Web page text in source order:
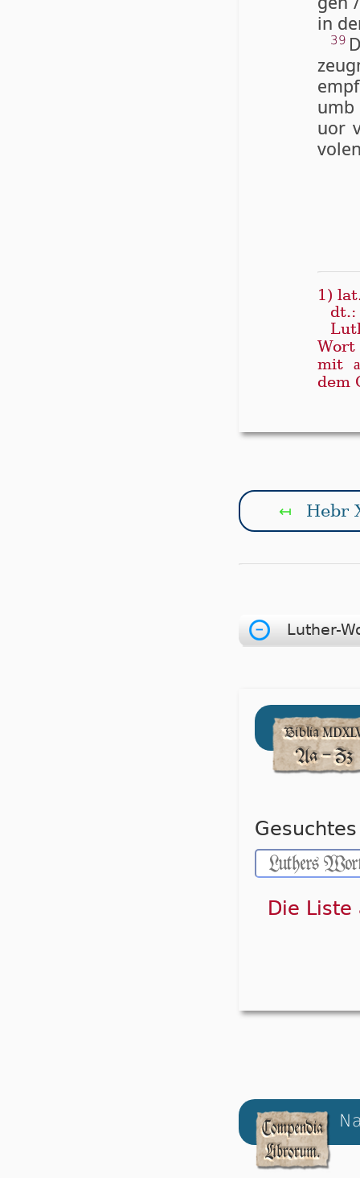
in
39
umb
uor
1)
dt.:
mit
dem
↤ Hebr
Luther-
Die